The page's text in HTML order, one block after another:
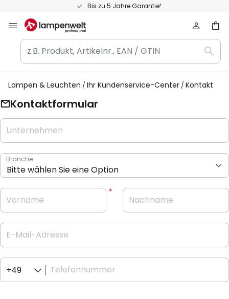
Bis zu 5 Jahre Garantie²
Inhalt
springen
z.B.
Produkt,
Artikelnr.,
EAN
GTIN
Lampen & Leuchten Ihr Kundenservice-Center Kontakt
Kontaktformular
Unternehmen
Branche
Vorname Nachname
E-Mail-Adresse
Telefonnummer
+49